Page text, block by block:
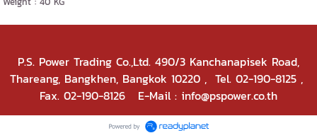
P.S. Power Trading Co.,Ltd. 490/3 Kanchanapisek Road,
Thareang, Bangkhen, Bangkok 10220 , Tel. 02-190-8125 ,
Fax. 02-190-8126 E-Mail : info@pspower.co.th